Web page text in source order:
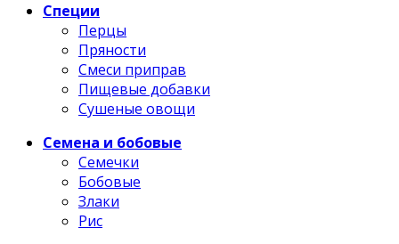
Специи
Перцы
Пряности
Смеси приправ
Пищевые добавки
Сушеные овощи
Семена и бобовые
Семечки
Бобовые
Злаки
Рис